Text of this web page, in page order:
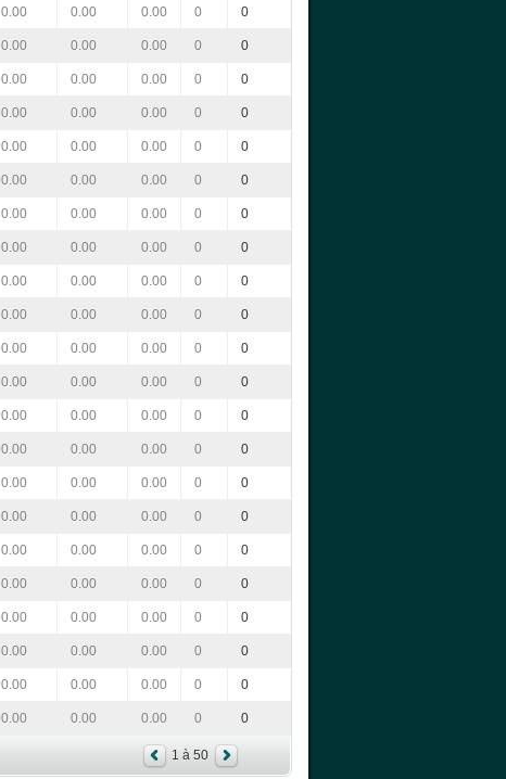
0.00 0.00 0.00 0 0
0.00 0.00 0.00 0 0
0.00 0.00 0.00 0 0
0.00 0.00 0.00 0 0
0.00 0.00 0.00 0 0
0.00 0.00 0.00 0 0
0.00 0.00 0.00 0 0
0.00 0.00 0.00 0 0
0.00 0.00 0.00 0 0
0.00 0.00 0.00 0 0
0.00 0.00 0.00 0 0
0.00 0.00 0.00 0 0
0.00 0.00 0.00 0 0
0.00 0.00 0.00 0 0
0.00 0.00 0.00 0 0
0.00 0.00 0.00 0 0
0.00 0.00 0.00 0 0
0.00 0.00 0.00 0 0
0.00 0.00 0.00 0 0
0.00 0.00 0.00 0 0
0.00 0.00 0.00 0 0
0.00 0.00 0.00 0 0
1 à 50